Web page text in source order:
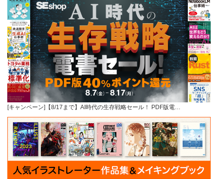
[キャンペーン]【8/17まで】AI時代の生存戦略セール！ PDF版電…